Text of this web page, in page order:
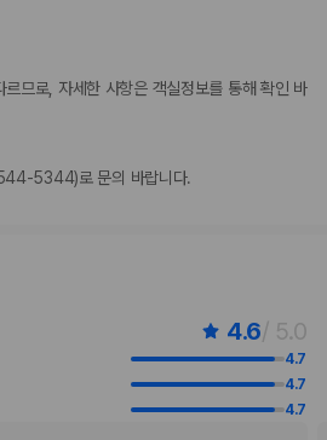
규범은 국가 및 숙박 시설에 따라 다를 수 있
용 수세미, 면도기, 네일 파일, 신발 닦이 등의
않습니다.
또는 보호자와 같은 객실에서 침구를 추가하
숙박할 수 있습니다.
다.
: 성인 TWD 770, 어린이 TWD 385(대략적
TWD 2200(편도, 정원 4명)
므로, 자세한 사항은 객실정보를 통해 확인 바
5344)로 문의 바랍니다.
4.6/ 5.0
4.7
4.7
4.7